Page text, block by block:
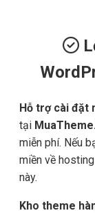
Hỗ trợ cài đặt
tại
miễn phí. Nếu
miền về
này.
Kho theme